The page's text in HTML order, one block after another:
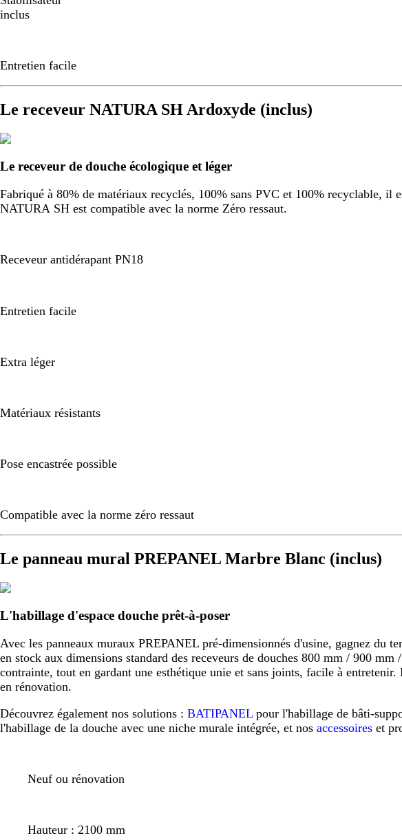
inclus
Entretien facile
Le receveur NATURA SH Ardoxyde (inclus)
Le receveur de douche écologique et léger
Fabriqué à 80% de matériaux recyclés, 100% sans PVC et 100% recyclable, il
NATURA SH est compatible avec la norme Zéro ressaut.
Receveur antidérapant PN18
Entretien facile
Extra léger
Matériaux résistants
Pose encastrée possible
Compatible avec la norme zéro ressaut
Le panneau mural PREPANEL Marbre Blanc (inclus)
L'habillage d'espace douche prêt-à-poser
Avec les panneaux muraux PREPANEL pré-dimensionnés d'usine, gagnez du
en stock aux dimensions standard des receveurs de douches 800 mm / 900
contrainte, tout en gardant une esthétique unie et sans joints, facile à
en rénovation.
Découvrez également nos solutions : BATIPANEL pour l'habillage de bâti-
l'habillage de la douche avec une niche murale intégrée, et nos accessoires et
Neuf ou rénovation
Hauteur : 2100 mm